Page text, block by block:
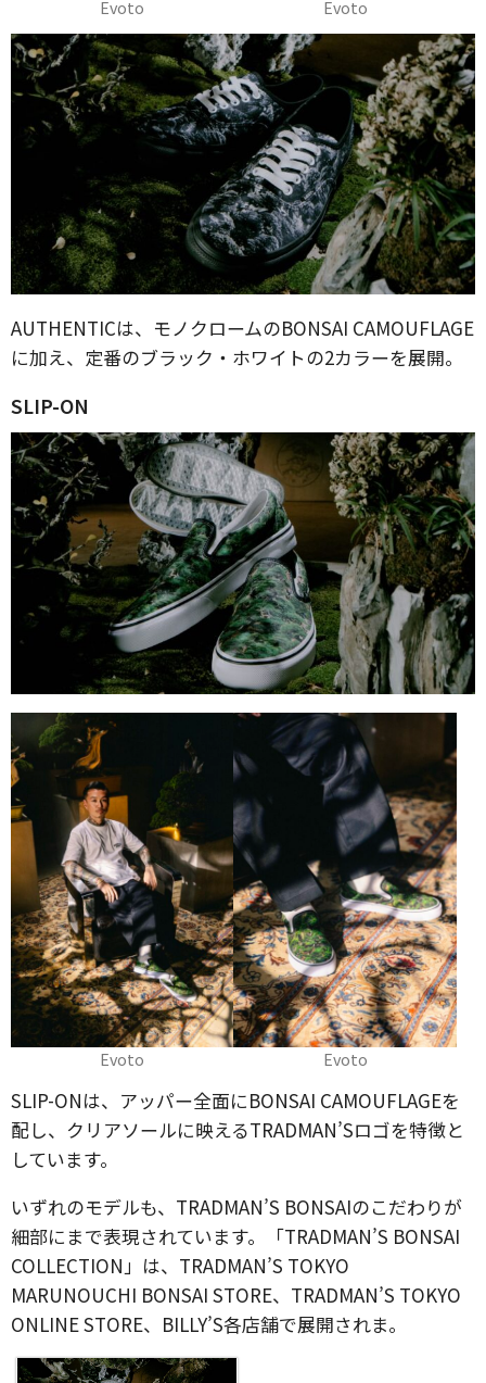
Evoto Evoto
AUTHENTICは、モノクロームのBONSAI CAMOUFLAGE
に加え、定番のブラック・ホワイトの2カラーを展開。
SLIP-ON
Evoto Evoto
SLIP-ONは、アッパー全面にBONSAI CAMOUFLAGEを
配し、クリアソールに映えるTRADMAN’Sロゴを特徴と
しています。
いずれのモデルも、TRADMAN’S BONSAIのこだわりが
細部にまで表現されています。「TRADMAN’S BONSAI
COLLECTION」は、TRADMAN’S TOKYO
MARUNOUCHI BONSAI STORE、TRADMAN’S TOKYO
ONLINE STORE、BILLY’S各店舗で展開されま。